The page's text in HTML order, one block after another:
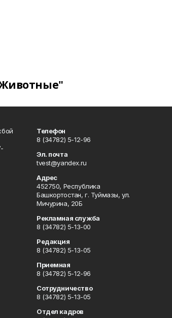
Телефон
8 (34782) 5-12-96
Эл. почта
tvest@yandex.ru
Адрес
452750, Республика
Башкортостан, г. Туймазы, ул.
Мичурина, 20Б
Рекламная служба
8 (34782) 5-13-00
Редакция
8 (34782) 5-13-05
Приемная
8 (34782) 5-12-96
Сотрудничество
8 (34782) 5-13-05
Отдел кадров